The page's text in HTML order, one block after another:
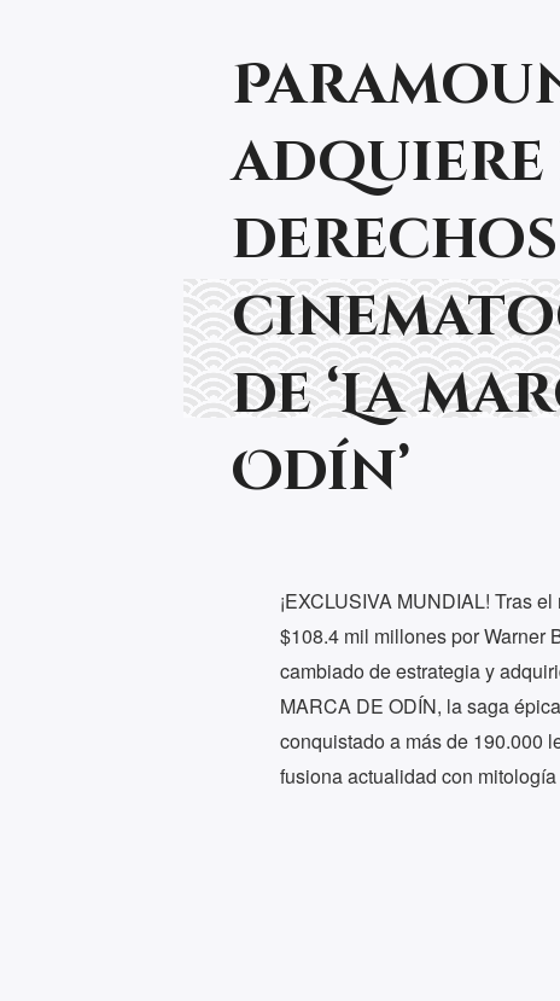
derechos
de ‘La
Odín’
¡EXCLUSIVA MUNDIAL! Tras
$108.4 mil millones por Warner
cambiado de estrategia y
MARCA DE ODÍN, la saga
conquistado a más de 190.000
fusiona actualidad con